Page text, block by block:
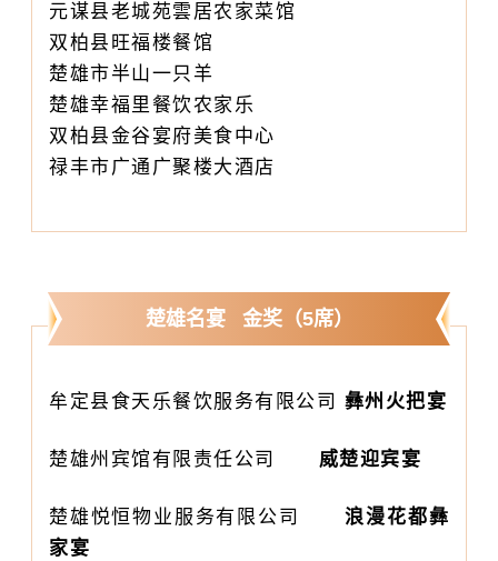
元谋县老城苑雲居农家菜馆
双柏县旺福楼餐馆
楚雄市半山一只羊
楚雄幸福里餐饮农家乐
双柏县金谷宴府美食中心
禄丰市广通广聚楼大酒店
楚雄名宴 金奖（5席）
牟定县食天乐餐饮服务有限公司 彝州火把宴
楚雄州宾馆有限责任公司 威楚迎宾宴
楚雄悦恒物业服务有限公司
浪漫花都彝
家宴